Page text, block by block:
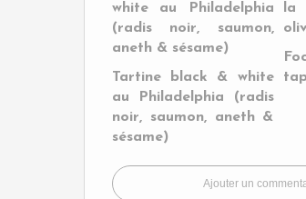
Tartine black & white
au Philadelphia (radis
noir, saumon, aneth &
sésame)
Ajouter un